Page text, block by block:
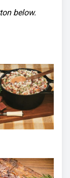
below.